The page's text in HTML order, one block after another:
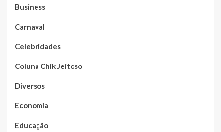
Business
Carnaval
Celebridades
Coluna Chik Jeitoso
Diversos
Economia
Educação